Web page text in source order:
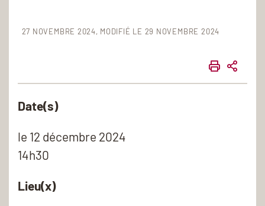
27 NOVEMBRE 2024 MODIFIÉ LE 29 NOVEMBRE 2024
Date(s)
le 12 décembre 2024
14h30
Lieu(x)